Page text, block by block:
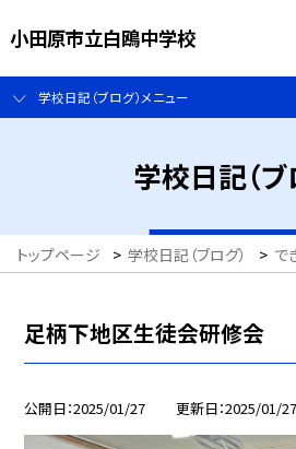
小田原市立白鴎中学校
学校日記（ブログ）メニュー
学校日記（ブ
トップページ > 学校日記（ブログ） > で
足柄下地区生徒会研修会
公開日 2025/01/27 更新日 2025/01/27